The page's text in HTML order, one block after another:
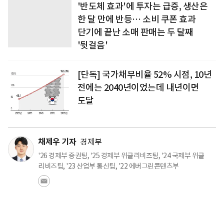
'반도체 효과'에 투자는 급증, 생산은
한 달 만에 반등… 소비 쿠폰 효과
단기에 끝난 소매 판매는 두 달째
'뒷걸음'
[단독] 국가채무비율 52% 시점, 10년
전에는 2040년이었는데 내년이면
도달
채제우 기자 경제부
'26 경제부 증권팀, '25 경제부 위클리비즈팀, '24 국제부 위클
리비즈팀, '23 산업부 통신팀, '22 에버그린콘텐츠부